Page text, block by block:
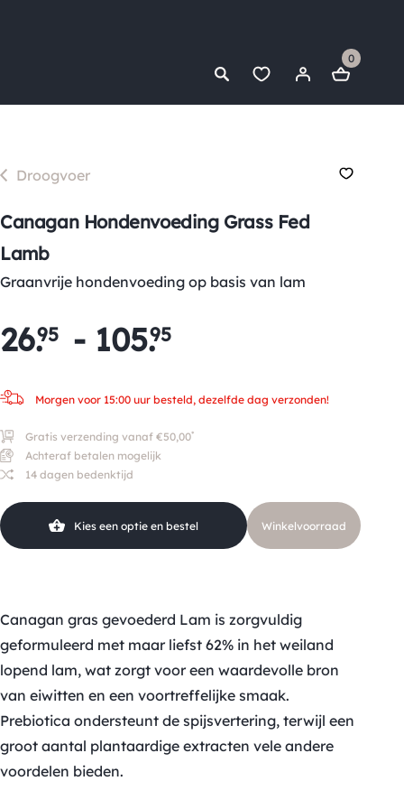
0
Droogvoer
Canagan Hondenvoeding Grass Fed
Lamb
Graanvrije hondenvoeding op basis van lam
26.
95 - 105.
95
Morgen voor 15:00 uur besteld, dezelfde dag verzonden!
Gratis verzending vanaf €50,00*
Achteraf betalen mogelijk
14 dagen bedenktijd
Kies een optie en bestel Winkelvoorraad
Canagan gras gevoederd Lam is zorgvuldig
geformuleerd met maar liefst 62% in het weiland
lopend lam, wat zorgt voor een waardevolle bron
van eiwitten en een voortreffelijke smaak.
Prebiotica ondersteunt de spijsvertering, terwijl een
groot aantal plantaardige extracten vele andere
voordelen bieden.